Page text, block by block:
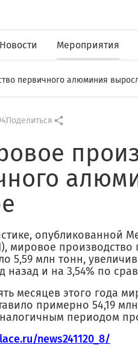
Новости Мероприятия
первичного алюминия
Поделиться
мировое
5,59 млн тонн,
назад и на 3,54% по
месяцев этого года
примерно 54,19
периодом
news241120_8/